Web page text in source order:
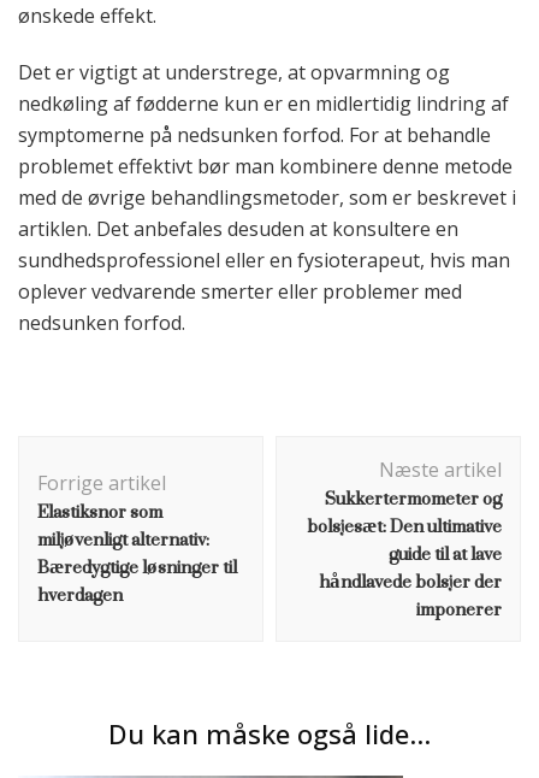
ønskede effekt.
Det er vigtigt at understrege, at opvarmning og
nedkøling af fødderne kun er en midlertidig lindring af
symptomerne på nedsunken forfod. For at behandle
problemet effektivt bør man kombinere denne metode
med de øvrige behandlingsmetoder, som er beskrevet i
artiklen. Det anbefales desuden at konsultere en
sundhedsprofessionel eller en fysioterapeut, hvis man
oplever vedvarende smerter eller problemer med
nedsunken forfod.
Forrige artikel
Elastiksnor som
miljøvenligt alternativ:
Bæredygtige løsninger til
hverdagen
Næste artikel
Sukkertermometer og
bolsjesæt: Den ultimative
guide til at lave
håndlavede bolsjer der
imponerer
Du kan måske også lide...